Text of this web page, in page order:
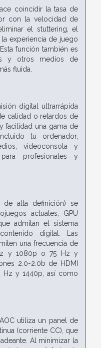
coincidir la tasa de
con la velocidad de
el stuttering, el
experiencia de juego
función también es
y otros medios de
fluida.
digital ultrarrápida
calidad o retardos de
facilidad una gama de
tu ordenador,
videoconsola y
profesionales y
de alta definición) se
actuales, GPU
admitan el sistema
digital. Las
una frecuencia de
y 1080p o 75 Hz y
2.0-2.0b de HDMI
Hz y 1440p, así como
utiliza un panel de
(corriente CC), que
Al minimizar la